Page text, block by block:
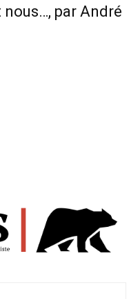
par André